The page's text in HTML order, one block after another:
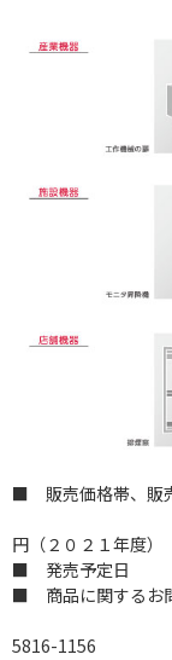
■ 販売価格帯、販
年間販売
円（２０２１年度）
■ 発売予定日
■ 商品に関するお
TEL：
5816-1156